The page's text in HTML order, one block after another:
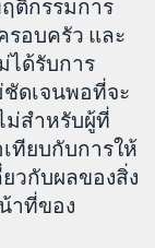
ติกรรมการ
อบครัว และ
ได้รับการ
ดเจนพอที่จะ
ม่สำหรับผู้ที่
ทียบกับการให้
วกับผลของสิ่ง
าที่ของ